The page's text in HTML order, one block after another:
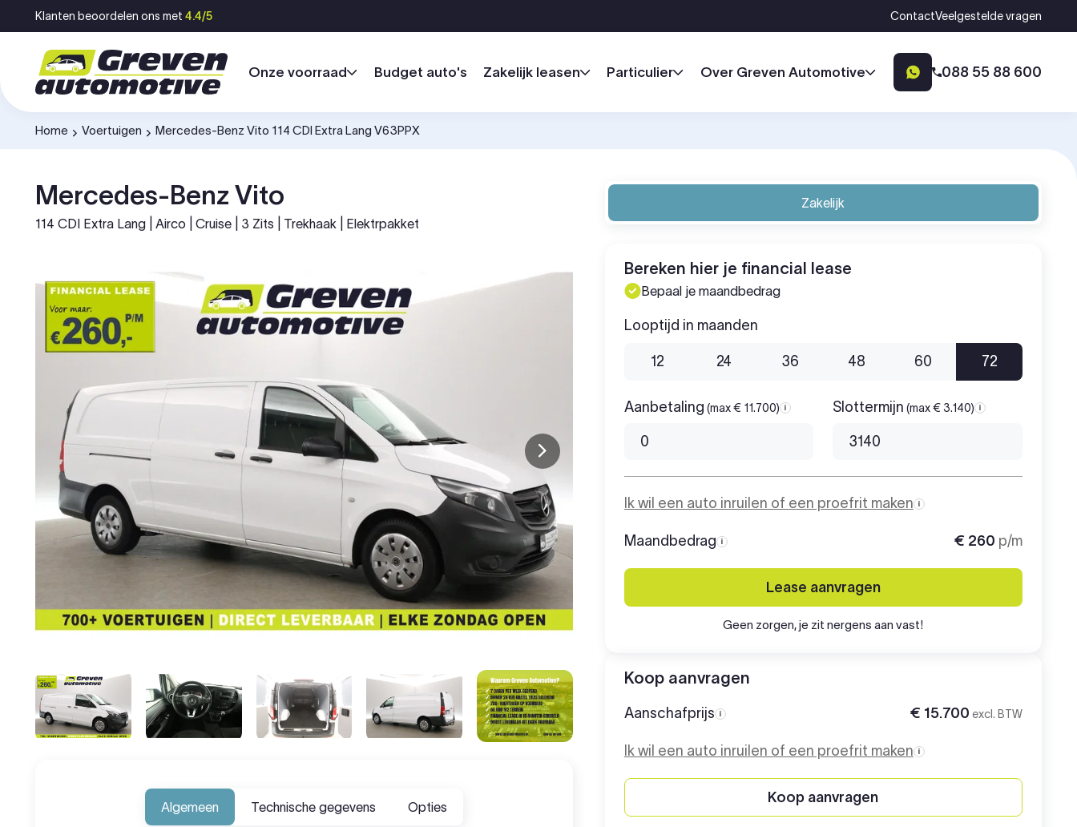
Ga naar inhoud
Klanten beoordelen ons met 4.4/5 ContactVeelgestelde vragen
Onze voorraad Budget auto's Zakelijk leasen Particulier Over Greven Automotive 088 55 88 600
Home
-
Voertuigen
-
Mercedes-Benz Vito 114 CDI Extra Lang V63PPX
Mercedes-Benz Vito
114 CDI Extra Lang | Airco | Cruise | 3 Zits | Trekhaak | Elektrpakket
Zakelijk
Bereken hier je financial lease
Bepaal je maandbedrag
Looptijd in maanden
12 24 36 48 60 72
Aanbetaling (max € 11.700) AanbetalingSlottermijn (max € 3.140) Slottermijn
Ik wil een auto inruilen of een proefrit maken
Maandbedrag Maandbedrag € 260 p/m
Lease aanvragen
Geen zorgen, je zit nergens aan vast!
Koop aanvragen
Aanschafprijs Aanschafprijs € 15.700 excl. BTW
Ik wil een auto inruilen of een proefrit maken
Koop aanvragen
Algemeen Technische gegevens Opties